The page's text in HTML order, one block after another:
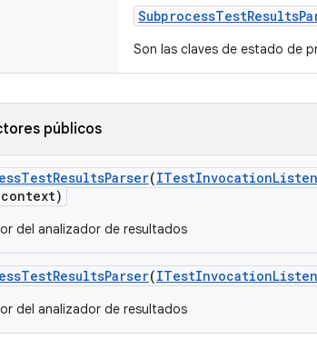
SubprocessTestResults
Son las claves de estado de
públicos
TestResultsParser(ITestInvocation
context)
del analizador de resultados
TestResultsParser(ITestInvocation
del analizador de resultados